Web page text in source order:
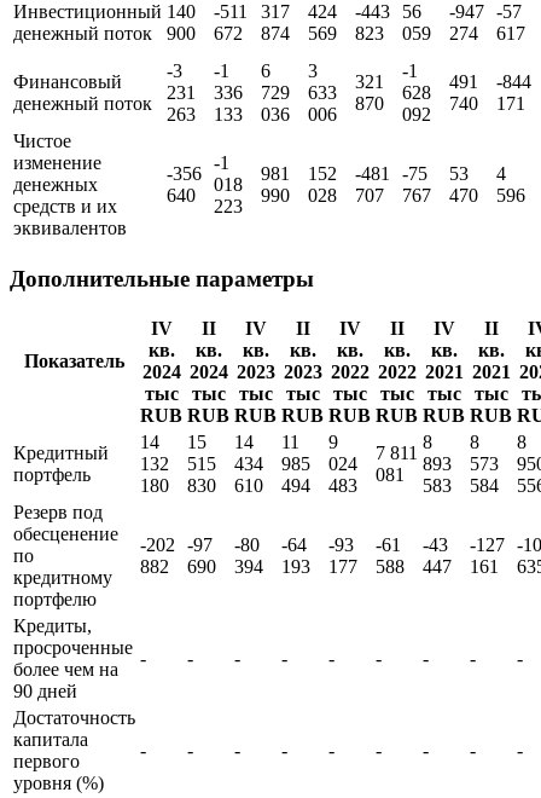
Инвестиционный
денежный поток
140
900
-511
672
317
874
424
569
-443
823
56
059
-947
274
-57
617
Финансовый
денежный поток
-3
231
263
-1
336
133
6
729
036
3
633
006
321
870
-1
628
092
491
740
-844
171
Чистое
изменение
денежных
средств и их
эквивалентов
-356
640
-1
018
223
981
990
152
028
-481
707
-75
767
53
470
4
596
Дополнительные параметры
Показатель
IV
кв.
2024
тыс
RUB
II
кв.
2024
тыс
RUB
IV
кв.
2023
тыс
RUB
II
кв.
2023
тыс
RUB
IV
кв.
2022
тыс
RUB
II
кв.
2022
тыс
RUB
IV
кв.
2021
тыс
RUB
II
кв.
2021
тыс
RUB
Кредитный
портфель
14
132
180
15
515
830
14
434
610
11
985
494
9
024
483
7 811
081
8
893
583
8
573
584
8
Резерв под
обесценение
по
кредитному
портфелю
-202
882
-97
690
-80
394
-64
193
-93
177
-61
588
-43
447
-127
161
-
Кредиты,
просроченные
более чем на
90 дней
- - - - - - - - -
Достаточность
капитала
первого
уровня (%)
- - - - - - - - -